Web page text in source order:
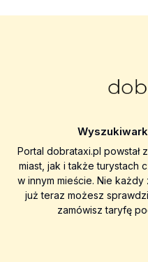
Portal dobrataxi.pl powstał
miast, jak i także turystach
w innym mieście. Nie każdy
już teraz możesz
zamówisz taryfę